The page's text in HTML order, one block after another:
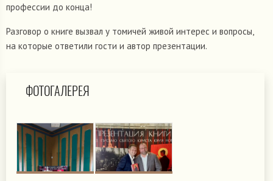
профессии до конца!
Разговор о книге вызвал у томичей живой интерес и вопросы,
на которые ответили гости и автор презентации.
ФОТОГАЛЕРЕЯ